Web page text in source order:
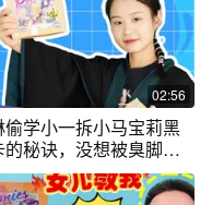
02:56
偷学小一拆小马宝莉黑
的秘诀，没想被臭脚丫
？ #搞笑